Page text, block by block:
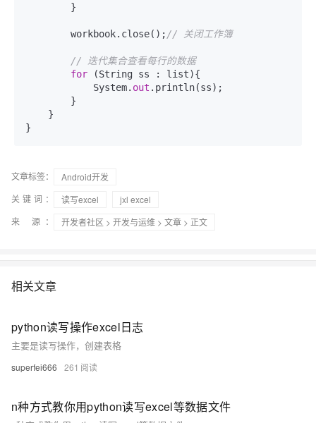
        workbook.close();
// 关闭工作簿
// 迭代集合查看每行的数据
for (String ss : list){
            System.
out .println(ss);
文章标签：
Android开发
关键词：
读写excel
jxl excel
来 源：
开发者社区 > 开发与运维 > 文章 > 正文
相关文章
python读写操作excel日志
主要是读写操作，创建表格
superfei666 261
n种方式教你用python读写excel等数据文件